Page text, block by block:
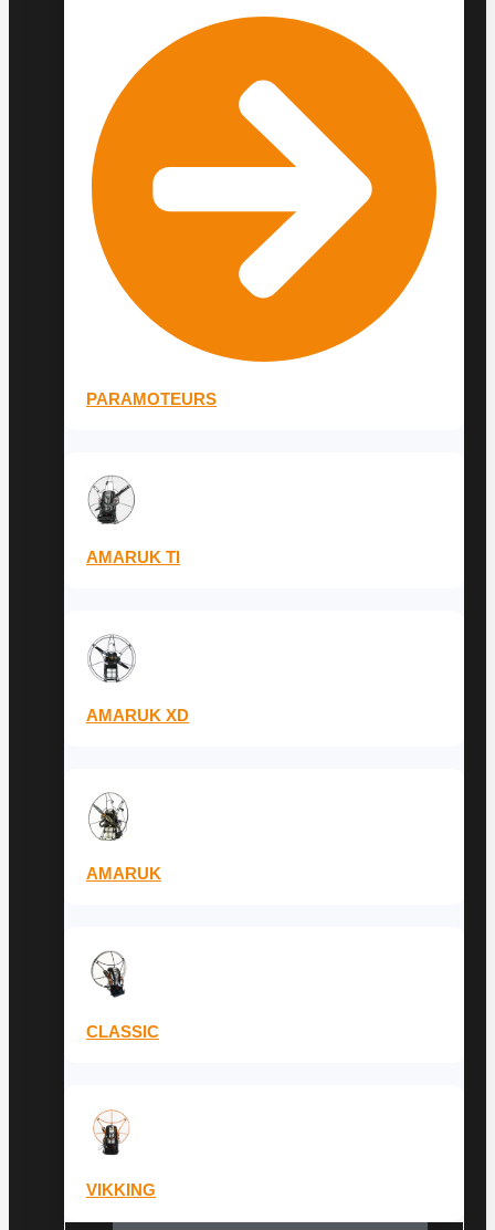
PARAMOTEURS
AMARUK TI
AMARUK XD
AMARUK
CLASSIC
VIKKING